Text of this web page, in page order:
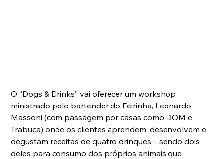
O “Dogs & Drinks” vai oferecer um workshop
ministrado pelo bartender do Feirinha, Leonardo
Massoni (com passagem por casas como DOM e
Trabuca) onde os clientes aprendem, desenvolvem e
degustam receitas de quatro drinques – sendo dois
deles para consumo dos próprios animais que